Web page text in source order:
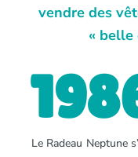
vendre des
« belle
Le Radeau Neptune